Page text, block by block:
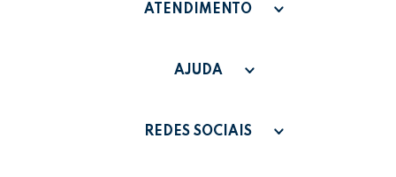
QUEM SOMOS
FAQ
ATENDIMENTO
SAC - SAC@GRUPOLEONORA.COM.BR
MINHA CONTA
AJUDA
PAGAMENTO
REDES SOCIAIS